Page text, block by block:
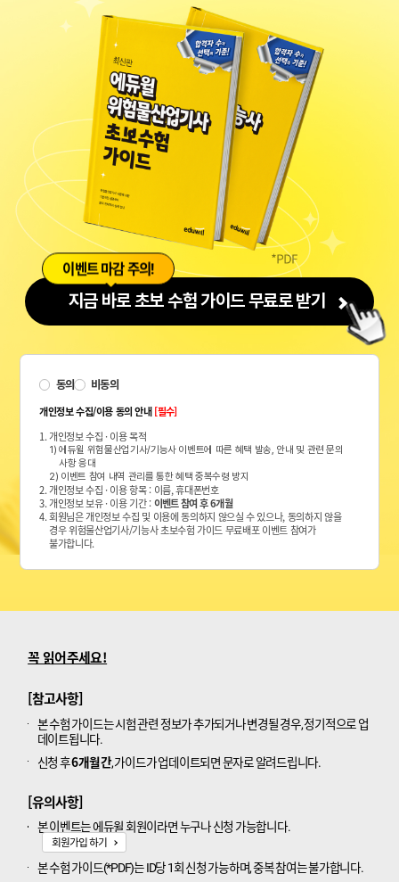
이벤트 마감 주의!
지금 바로 초보 수험 가이드 무료로 받기
동의 비동의
개인정보 수집/이용 동의 안내[필수]
1. 개인정보 수집 · 이용 목적
1) 에듀윌 위험물산업기사/기능사 이벤트에 따른 혜택 발송, 안내 및 관련 문의
사항 응대
2) 이벤트 참여 내역 관리를 통한 혜택 중복수령 방지
2. 개인정보 수집 · 이용 항목 : 이름, 휴대폰번호
3. 개인정보 보유 · 이용 기간 :이벤트 참여 후 6개월
4. 회원님은 개인정보 수집 및 이용에 동의하지 않으실 수 있으나, 동의하지 않을
경우 위험물산업기사/기능사 초보수험 가이드 무료배포 이벤트 참여가
불가합니다.
꼭 읽어주세요!
[참고사항]
본 수험 가이드는 시험 관련 정보가 추가되거나 변경될 경우, 정기적으로 업
데이트됩니다.
신청 후6개월간, 가이드가 업데이트되면 문자로 알려드립니다.
[유의사항]
본 이벤트는 에듀윌 회원이라면 누구나 신청 가능합니다.
회원가입 하기
본 수험 가이드(*PDF)는 ID당 1회 신청 가능하며, 중복 참여는 불가합니다.